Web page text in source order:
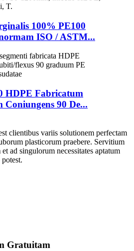
100% PE100
ISO / ASTM...
HDPE Fabricatum
Coniungens 90 De...
clientibus variis solutionem perfectam
plasticorum praebere. Servitium
ad singulorum necessitates aptatum
Gratuitam